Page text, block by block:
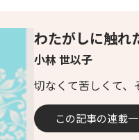
わたがしに触れ
小林 世以子
切なくて苦しくて、
この記事の連載